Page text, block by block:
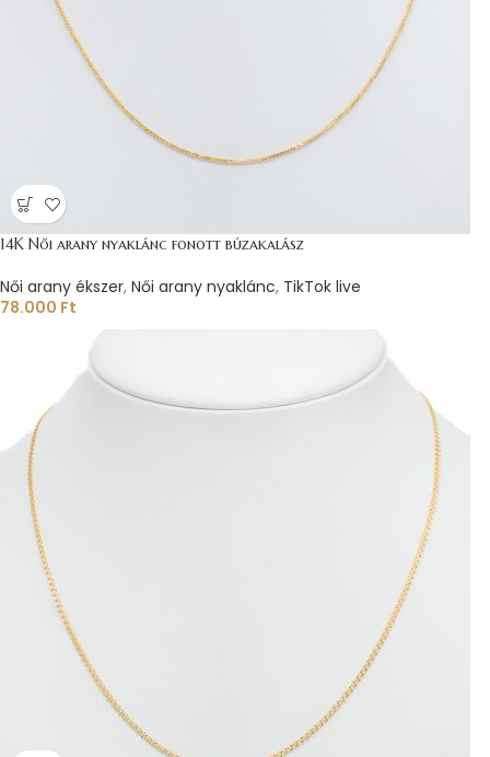
14K Női arany nyaklánc fonott búzakalász
Női arany ékszer, Női arany nyaklánc, TikTok live
78.000 Ft